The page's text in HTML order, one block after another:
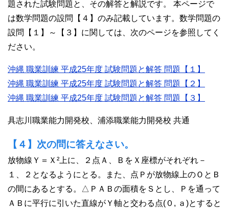
題された試験問題と、その解答と解説です。 本ページで
は数学問題の設問【４】のみ記載しています。数学問題の
設問【１】～【３】に関しては、次のページを参照してく
ださい。
沖縄 職業訓練 平成25年度 試験問題と解答 問題【１】
沖縄 職業訓練 平成25年度 試験問題と解答 問題【２】
沖縄 職業訓練 平成25年度 試験問題と解答 問題【３】
具志川職業能力開発校、浦添職業能力開発校 共通
【４】次の問に答えなさい。
放物線Ｙ＝Ｘ²上に、２点Ａ、ＢをＸ座標がそれぞれ－
１、２となるようにとる。また、点Ｐが放物線上のＯとＢ
の間にあるとする。△ＰＡＢの面積をＳとし、Ｐを通って
ＡＢに平行に引いた直線がＹ軸と交わる点(０, ａ)とすると